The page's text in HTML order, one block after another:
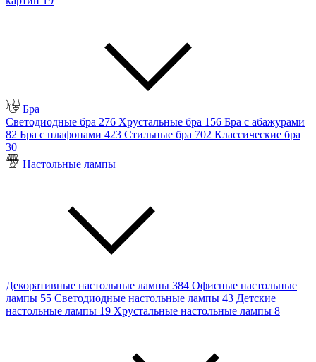
Бра
Светодиодные бра 276 Хрустальные бра 156 Бра с абажурами
82 Бра с плафонами 423 Стильные бра 702 Классические бра
30
Настольные лампы
Декоративные настольные лампы 384 Офисные настольные
лампы 55 Светодиодные настольные лампы 43 Детские
настольные лампы 19 Хрустальные настольные лампы 8